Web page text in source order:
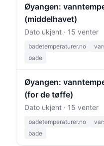
Øyangen:
(middelhavet)
Dato ukjent · 15 venter
badetemperaturer.no
bade
Øyangen:
(for de tøffe)
Dato ukjent · 15 venter
badetemperaturer.no
bade